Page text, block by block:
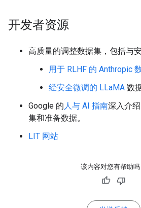
开发者资源
高质量的调整数据集，包括与
用于 RLHF 的 Anthropic
经安全微调的 LLaMA 数
Google 的人与 AI 指南深入介
集和准备数据。
LIT 网站
该内容对您有帮助吗